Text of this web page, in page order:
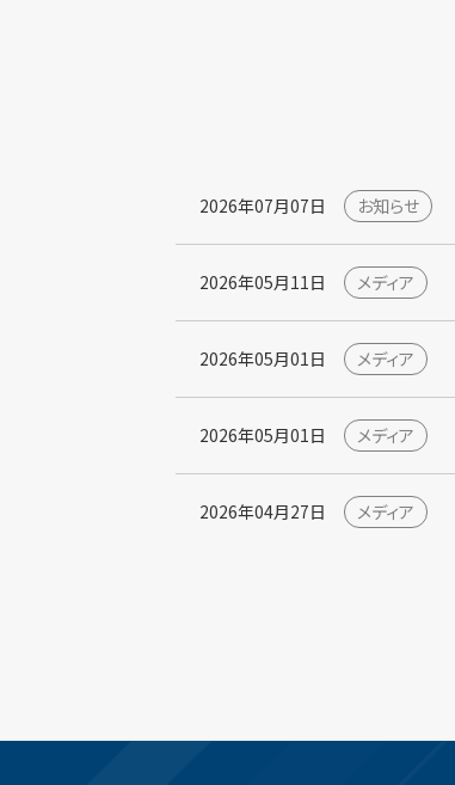
2026年07月07日 お知らせ
2026年05月11日 メディア
2026年05月01日 メディア
2026年05月01日 メディア
2026年04月27日 メディア